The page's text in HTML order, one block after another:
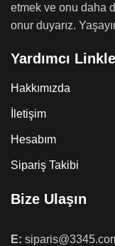
etmek ve onu daha
onur duyarız.
Yardımcı
Hakkımızda
İletişim
Hesabım
Sipariş Takibi
Bize Ulaşın
E: